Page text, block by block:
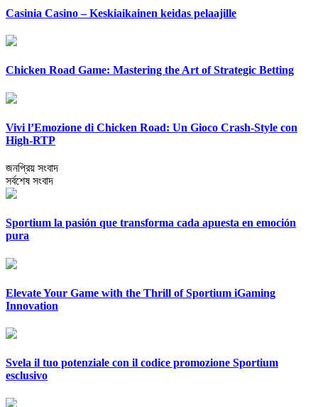
Casinia Casino – Keskiaikainen keidas pelaajille
Chicken Road Game: Mastering the Art of Strategic Betting
Vivi l’Emozione di Chicken Road: Un Gioco Crash-Style con
High-RTP
জনপ্রিয় সংবাদ
সর্বশেষ সংবাদ
Sportium la pasión que transforma cada apuesta en emoción
pura
Elevate Your Game with the Thrill of Sportium iGaming
Innovation
Svela il tuo potenziale con il codice promozione Sportium
esclusivo